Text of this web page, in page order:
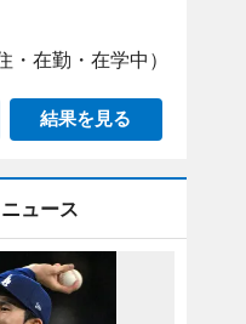
・在勤・在学中）
結果を見る
ュース